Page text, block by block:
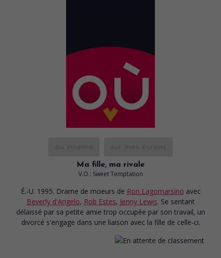
Ma fille, ma rivale
V.O.: Sweet Temptation
É.-U. 1995. Drame de moeurs de Ron Lagomarsino avec
Beverly d'Angelo, Rob Estes, Jenny Lewis. Se sentant
délaissé par sa petite amie trop occupée par son travail, un
divorcé s'engage dans une liaison avec la fille de celle-ci.